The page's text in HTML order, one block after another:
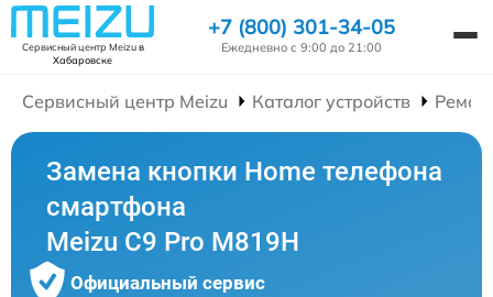
Сервисный центр Meizuв
Хабаровске
+7 (800) 301-34-05
Ежедневно с 9:00 до 21:00
Сервисный центр Meizu Каталог устройств
Замена кнопки Home телефона
смартфона
Meizu C9 Pro M819H
Официальный сервис